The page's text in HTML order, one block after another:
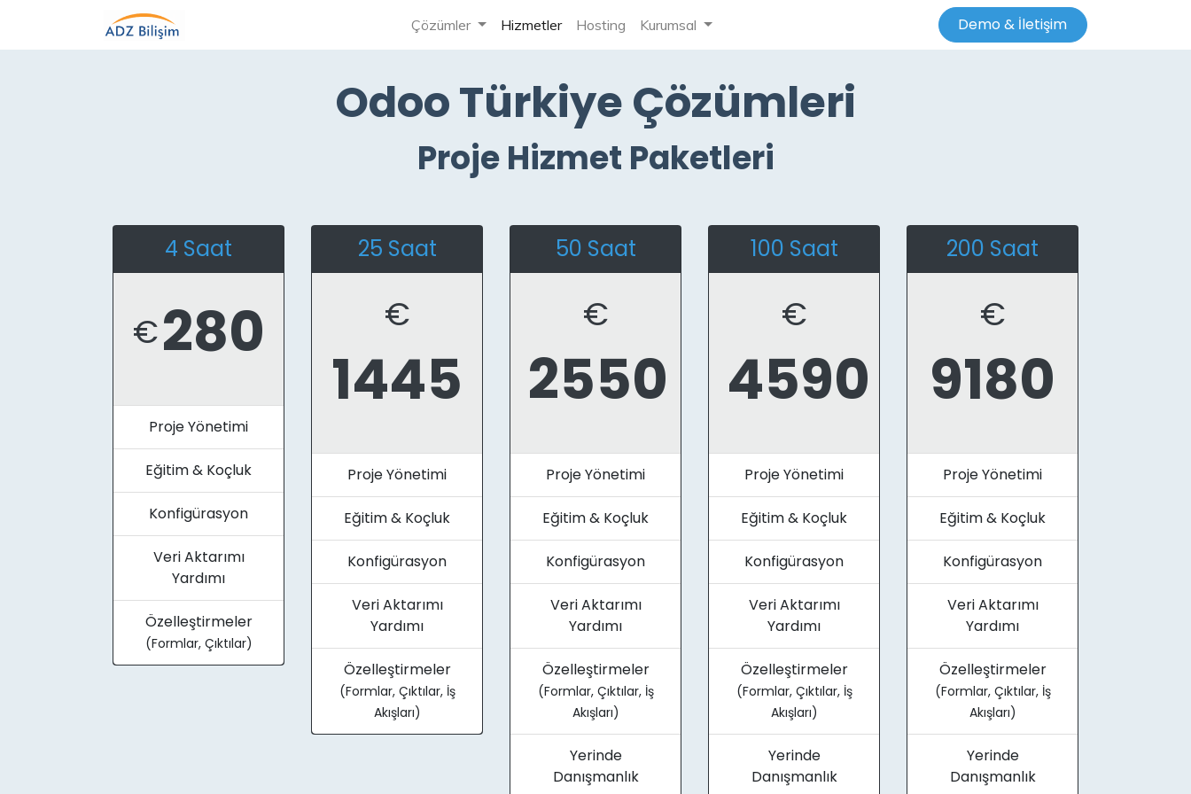
Çözümler Hizmetler Hosting Kurumsal Demo & İletişim
Odoo Türkiye Çözümleri
Proje Hizmet Paketleri
4 Saat
€280
Proje Yönetimi
Eğitim & Koçluk
Konfigürasyon
Veri Aktarımı
Yardımı
Özelleştirmeler
(Formlar, Çıktılar)
25 Saat
€
1445
Proje Yönetimi
Eğitim & Koçluk
Konfigürasyon
Veri Aktarımı
Yardımı
Özelleştirmeler
(Formlar, Çıktılar, İş
Akışları)
50 Saat
€
2550
Proje Yönetimi
Eğitim & Koçluk
Konfigürasyon
Veri Aktarımı
Yardımı
Özelleştirmeler
(Formlar, Çıktılar, İş
Akışları)
Yerinde
Danışmanlık
100 Saat
€
4590
Proje Yönetimi
Eğitim & Koçluk
Konfigürasyon
Veri Aktarımı
Yardımı
Özelleştirmeler
(Formlar, Çıktılar, İş
Akışları)
Yerinde
Danışmanlık
200 Saat
€
9180
Proje Yönetimi
Eğitim & Koçluk
Konfigürasyon
Veri Aktarımı
Yardımı
Özelleştirmeler
(Formlar, Çıktılar, İş
Akışları)
Yerinde
Danışmanlık